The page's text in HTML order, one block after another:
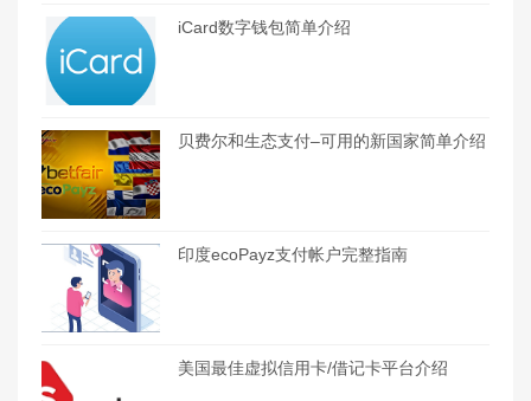
iCard数字钱包简单介绍
贝费尔和生态支付–可用的新国家简单介绍
印度ecoPayz支付帐户完整指南
美国最佳虚拟信用卡/借记卡平台介绍